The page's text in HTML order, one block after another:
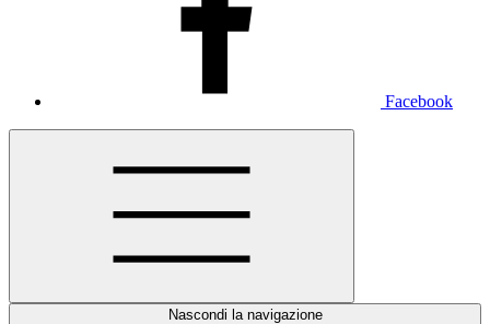
Facebook
Nascondi la navigazione